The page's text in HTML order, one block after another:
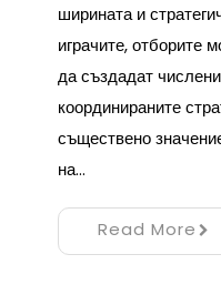
ширината и
играчите, отборите
да създадат
координираните
съществено
на…
Read More